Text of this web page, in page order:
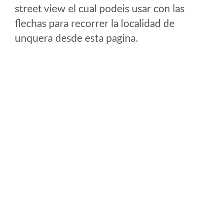
street view el cual podeis usar con las
flechas para recorrer la localidad de
unquera desde esta pagina.